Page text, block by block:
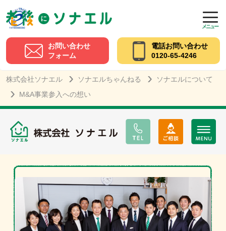
メニュー
お問い合わせ
フォーム
電話お問い合わせ
0120-65-4246
株式会社ソナエル ソナエルちゃんねる
ソナエルについて
M&A事業参入への想い